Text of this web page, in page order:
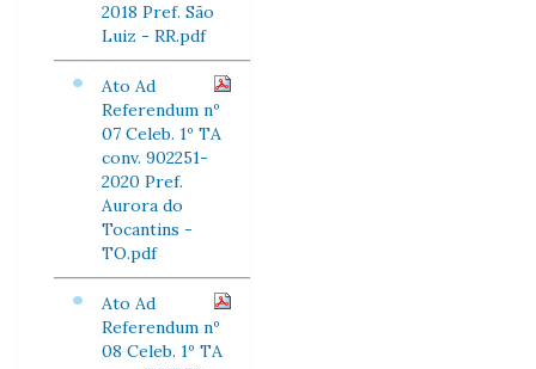
2018 Pref. São
Luiz - RR.pdf
Ato Ad
Referendum nº
07 Celeb. 1º TA
conv. 902251-
2020 Pref.
Aurora do
Tocantins -
TO.pdf
Ato Ad
Referendum nº
08 Celeb. 1º TA